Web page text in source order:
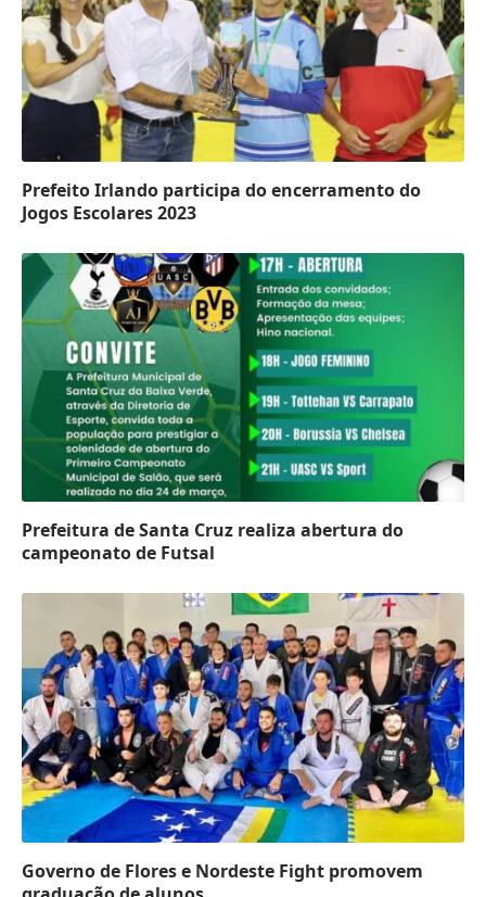
Prefeito Irlando participa do encerramento do
Jogos Escolares 2023
Prefeitura de Santa Cruz realiza abertura do
campeonato de Futsal
Governo de Flores e Nordeste Fight promovem